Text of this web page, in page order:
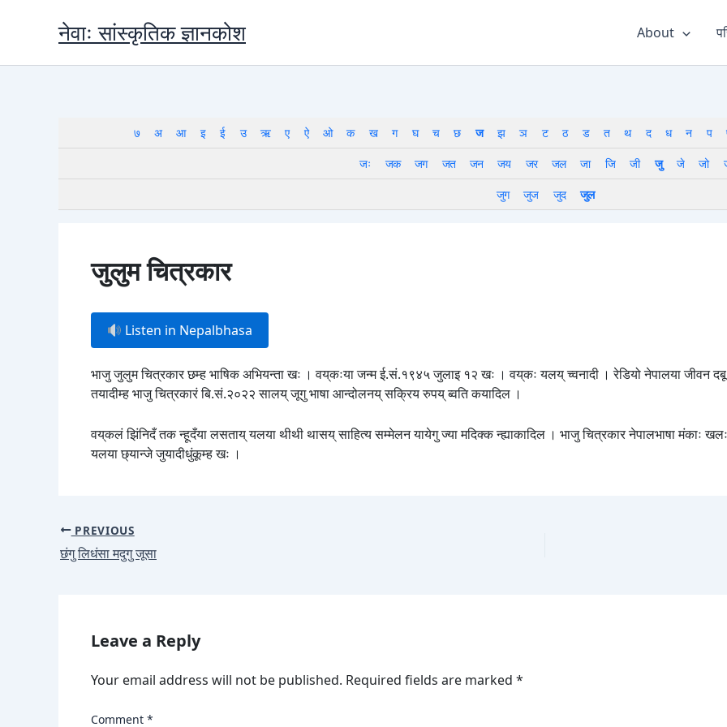
नेवाः सांस्कृतिक ज्ञानकोश About
७ अ आ इ ई उ ऋ ए ऐ ओ क ख ग घ च छ ज झ ञ ट ठ ड त थ द ध न प
जः
जक जग जत जन जय जर जल जा जि जी जु जे जो
जुग
जुज जुद जुल
जुलुम चित्रकार
Listen in Nepalbhasa
भाजु जुलुम चित्रकार छम्ह भाषिक अभियन्ता खः । वय्‌कःया जन्म ई.सं.१९४५ जुलाइ १२ खः । वय्‌कः यलय् च्वनादी । रेडियो नेपालया जीवन दबू
तयादीम्ह भाजु चित्रकारं बि.सं.२०२२ सालय् जूगु भाषा आन्दोलनय् सक्रिय रुपय् ब्वति कयादिल ।
वय्‌कलं झिंनिदँ तक न्हूदँया लसताय् यलया थीथी थासय् साहित्य सम्मेलन यायेगु ज्या मदिक्क न्ह्याकादिल । भाजु चित्रकार नेपालभाषा मंकाः
यलया छ्यान्जे जुयादीधुंकूम्ह खः ।
PREVIOUS
छंगु लिधंसा मदुगु जूसा
Leave a Reply
Your email address will not be published. Required fields are marked *
Comment *